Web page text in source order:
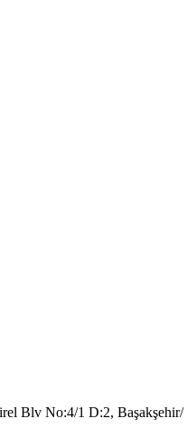
Blv No:4/1 D:2, Başakşehir/